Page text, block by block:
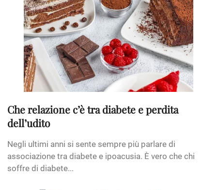
Che relazione c’è tra diabete e perdita
dell’udito
Negli ultimi anni si sente sempre più parlare di
associazione tra diabete e ipoacusia. È vero che chi
soffre di diabete...